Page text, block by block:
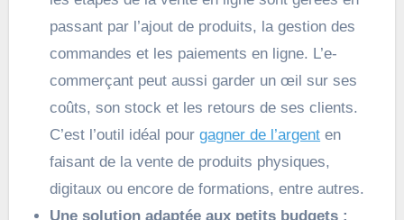
passant par l’ajout de produits, la gestion des
commandes et les paiements en ligne. L’e-
commerçant peut aussi garder un œil sur ses
coûts, son stock et les retours de ses clients.
C’est l’outil idéal pourgagner de l’argent en
faisant de la vente de produits physiques,
digitaux ou encore de formations, entre autres.
Une solution adaptée aux petits budgets :